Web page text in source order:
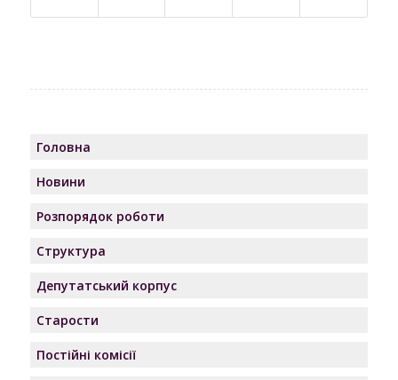
Головна
Новини
Розпорядок роботи
Структура
Депутатський корпус
Старости
Постійні комісії